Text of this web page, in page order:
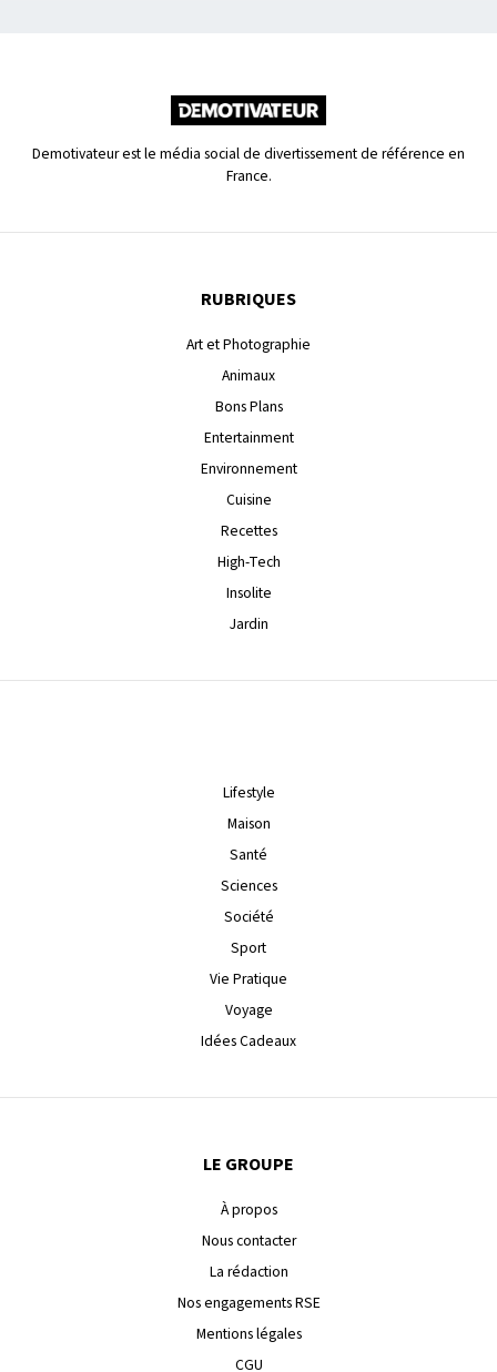
Demotivateur est le média social de divertissement de référence en
France.
RUBRIQUES
Art et Photographie
Animaux
Bons Plans
Entertainment
Environnement
Cuisine
Recettes
High-Tech
Insolite
Jardin
Lifestyle
Maison
Santé
Sciences
Société
Sport
Vie Pratique
Voyage
Idées Cadeaux
LE GROUPE
À propos
Nous contacter
La rédaction
Nos engagements RSE
Mentions légales
CGU